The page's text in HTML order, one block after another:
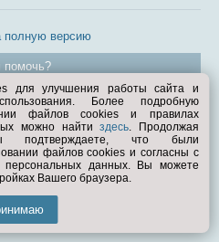
полную версию
помочь?
1998—2026
для улучшения работы сайта и
Более подробную
файлов cookies и правилах
можно найтиздесь. Продолжая
подтверждаете, что были
файлов cookies и согласны с
данных. Вы можете
Вашего браузера.